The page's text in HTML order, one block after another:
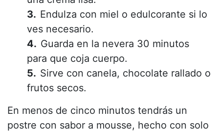
Endulza con miel o edulcorante si lo
ves necesario.
Guarda en la nevera 30 minutos
para que coja cuerpo.
Sirve con canela, chocolate rallado o
frutos secos.
En menos de cinco minutos tendrás un
postre con sabor a mousse, hecho con solo